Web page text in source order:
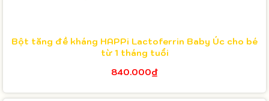
Bột tăng đề kháng HAPPi Lactoferrin Baby Úc cho bé
từ 1 tháng tuổi
840.000₫